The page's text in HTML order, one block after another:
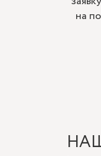
на